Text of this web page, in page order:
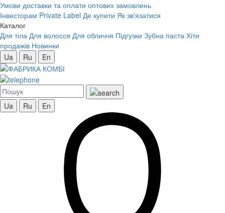
Умови доставки та оплати оптових замовлень
Інвесторам Private Label Де купити Як зв'язатися
Каталог
Для тіла Для волосся Для обличчя Підгузки Зубна паста Хіти
продажів Новинки
Ua
Ru En
Ua Ru En